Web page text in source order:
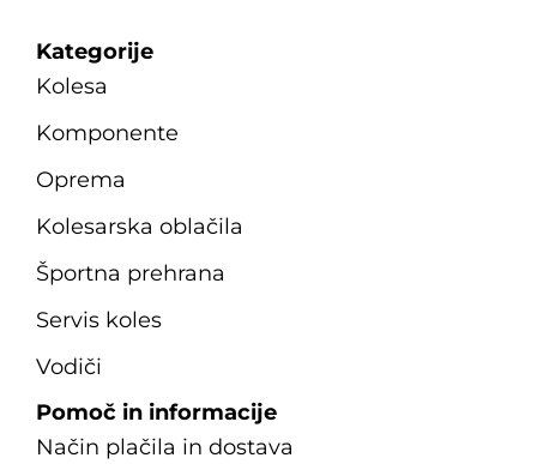
Kategorije
Kolesa
Komponente
Oprema
Kolesarska oblačila
Športna prehrana
Servis koles
Vodiči
Pomoč in informacije
Način plačila in dostava